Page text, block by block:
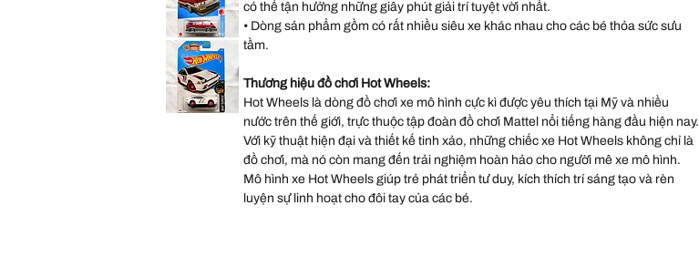
có thể tận hưởng những giây phút giải trí tuyệt vời nhất.
• Dòng sản phẩm gồm có rất nhiều siêu xe khác nhau cho các bé thỏa sức sưu
tầm.
Thương hiệu đồ chơi Hot Wheels:
Hot Wheels là dòng đồ chơi xe mô hình cực kì được yêu thích tại Mỹ và nhiều
nước trên thế giới, trực thuộc tập đoàn đồ chơi Mattel nổi tiếng hàng đầu hiện nay.
Với kỹ thuật hiện đại và thiết kế tinh xảo, những chiếc xe Hot Wheels không chỉ là
đồ chơi, mà nó còn mang đến trải nghiệm hoàn hảo cho người mê xe mô hình.
Mô hình xe Hot Wheels giúp trẻ phát triển tư duy, kích thích trí sáng tạo và rèn
luyện sự linh hoạt cho đôi tay của các bé.
Mô
Hình
Chơi
Cars
Series
Ford
Mustang
Mô
Hình
Đồ
Chơi
Hot
Wheels
Imports
Series
1986
Toyota
Van